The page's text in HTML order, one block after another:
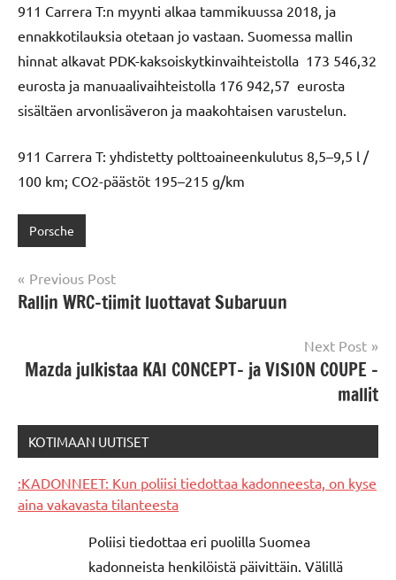
911 Carrera T:n myynti alkaa tammikuussa 2018, ja
ennakkotilauksia otetaan jo vastaan. Suomessa mallin
hinnat alkavat PDK-kaksoiskytkinvaihteistolla 173 546,32
eurosta ja manuaalivaihteistolla 176 942,57 eurosta
sisältäen arvonlisäveron ja maakohtaisen varustelun.
911 Carrera T: yhdistetty polttoaineenkulutus 8,5–9,5 l /
100 km; CO2-päästöt 195–215 g/km
Porsche
Post
navigation
Previous Post
Rallin WRC-tiimit luottavat Subaruun
Next Post
Mazda julkistaa KAI CONCEPT- ja VISION COUPE -
mallit
KOTIMAAN UUTISET
:KADONNEET: Kun poliisi tiedottaa kadonneesta, on kyse
aina vakavasta tilanteesta
Poliisi tiedottaa eri puolilla Suomea
kadonneista henkilöistä päivittäin. Välillä